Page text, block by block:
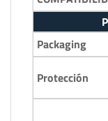
Packaging
Protección